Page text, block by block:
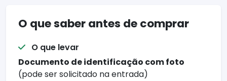
experiência com a MMC Turismo!
O que saber antes de comprar
O que levar
Documento de identificação com foto
(pode ser solicitado na entrada)